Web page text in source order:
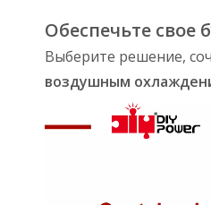
Обеспечьте свое
Выберите решение,
воздушным